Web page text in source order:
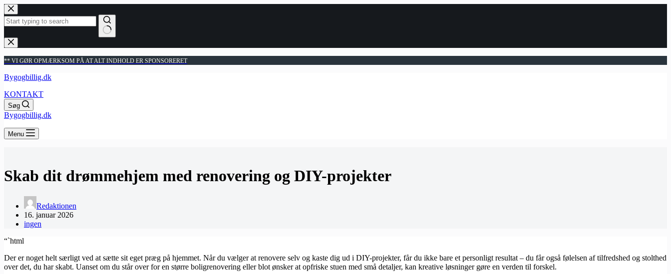
Fortsæt
til
indhold
Ingen
resultater
** VI GØR OPMÆRKSOM PÅ AT ALT INDHOLD ER SPONSORERET
Bygogbillig.dk
KONTAKT
Søg
Bygogbillig.dk
Menu
Skab dit drømmehjem med renovering og DIY-projekter
Redaktionen
16. januar 2026
ingen
“`html
Der er noget helt særligt ved at sætte sit eget præg på hjemmet. Når du vælger at renovere selv og kaste dig ud i DIY-projekter, får du ikke bare et personligt resultat – du får også følelsen af tilfredshed og stolthed
over det, du har skabt. Uanset om du står over for en større boligrenovering eller blot ønsker at opfriske stuen med små detaljer, kan kreative løsninger gøre en verden til forskel.